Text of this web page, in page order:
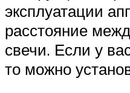
эксплуатации
расстояние
свечи. Если у
то можно